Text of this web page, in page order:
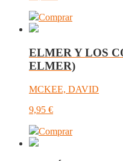
Comprar
ELMER Y LOS
ELMER)
MCKEE, DAVID
9,95 €
Comprar